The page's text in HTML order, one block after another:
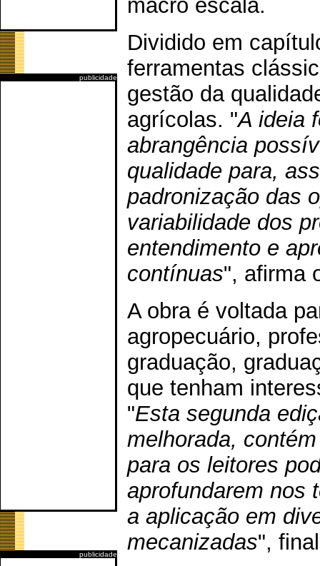
publicidade
publicidade
macro escala.
Dividido em
ferramentas
gestão da
agrícolas. "A ideia
abrangência
qualidade para,
padronização das
variabilidade dos
entendimento e
contínuas", afirma
A obra é voltada
agropecuário,
graduação,
que tenham
"Esta segunda
melhorada,
para os leitores
aprofundarem nos
a aplicação em
mecanizadas",